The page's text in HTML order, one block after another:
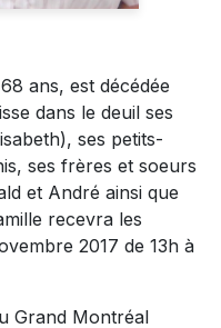
ans, est décédée
dans le deuil ses
ses petits-
ses frères et soeurs
et André ainsi que
recevra les
2017 de 13h à
Grand Montréal